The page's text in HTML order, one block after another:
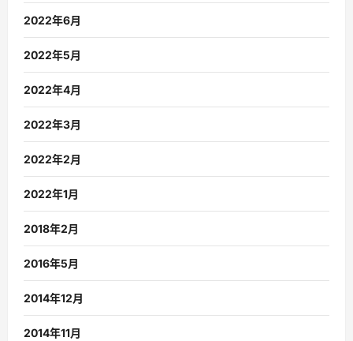
2022年6月
2022年5月
2022年4月
2022年3月
2022年2月
2022年1月
2018年2月
2016年5月
2014年12月
2014年11月